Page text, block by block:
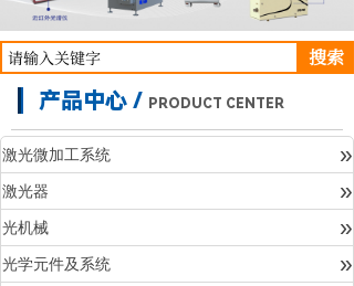
搜索
产品中心 / PRODUCT CENTER
激光微加工系统 »
激光器 »
光机械 »
光学元件及系统 »